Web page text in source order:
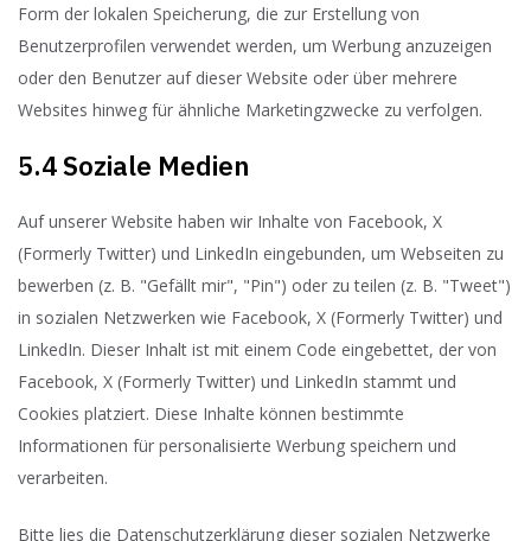
Form der lokalen Speicherung, die zur Erstellung von
Benutzerprofilen verwendet werden, um Werbung anzuzeigen
oder den Benutzer auf dieser Website oder über mehrere
Websites hinweg für ähnliche Marketingzwecke zu verfolgen.
5.4 Soziale Medien
Auf unserer Website haben wir Inhalte von Facebook, X
(Formerly Twitter) und LinkedIn eingebunden, um Webseiten zu
bewerben (z. B. "Gefällt mir", "Pin") oder zu teilen (z. B. "Tweet")
in sozialen Netzwerken wie Facebook, X (Formerly Twitter) und
LinkedIn. Dieser Inhalt ist mit einem Code eingebettet, der von
Facebook, X (Formerly Twitter) und LinkedIn stammt und
Cookies platziert. Diese Inhalte können bestimmte
Informationen für personalisierte Werbung speichern und
verarbeiten.
Bitte lies die Datenschutzerklärung dieser sozialen Netzwerke